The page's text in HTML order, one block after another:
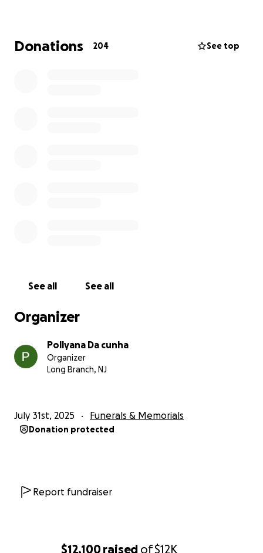
$12,100raised of$12K
Donations 204 See top
See all See all
Organizer
Pollyana Da cunha
Organizer
Long Branch, NJ
July 31st, 2025 Funerals & Memorials
Donation protected
Report fundraiser